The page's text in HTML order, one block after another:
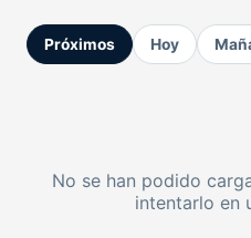
Próximos Hoy
No se han podido
intentarlo en